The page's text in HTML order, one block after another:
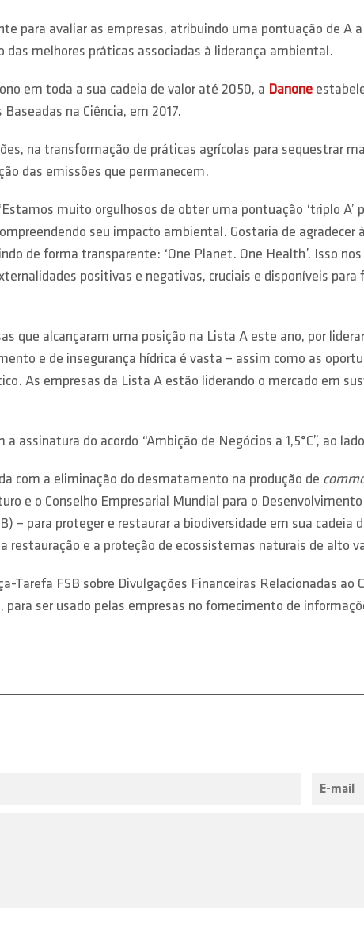
para avaliar as empresas, atribuindo uma pontuação de A
melhores práticas associadas à liderança ambiental.
em toda a sua cadeia de valor até 2050, a Danone
na Ciência, em 2017.
na transformação de práticas agrícolas para sequestrar
das emissões que permanecem.
muito orgulhosos de obter uma pontuação ‘triplo A’
seu impacto ambiental. Gostaria de agradecer
de forma transparente: ‘One Planet. One Health’. Isso
positivas e negativas, cruciais e disponíveis
que alcançaram uma posição na Lista A este ano, por
e de insegurança hídrica é vasta – assim como as
As empresas da Lista A estão liderando o mercado em
assinatura do acordo “Ambição de Negócios a 1,5°C”, ao
com a eliminação do desmatamento na produção de
e o Conselho Empresarial Mundial para o
– para proteger e restaurar a biodiversidade em sua cadeia
e a proteção de ecossistemas naturais de alto
Tarefa FSB sobre Divulgações Financeiras Relacionadas
ser usado pelas empresas no fornecimento de